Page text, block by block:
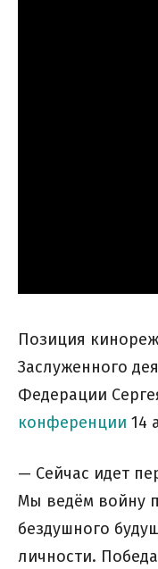
Позиция
Заслуженного
Федерации
конференции 14
— Сейчас идет
Мы ведём войну
бездушного
личности.